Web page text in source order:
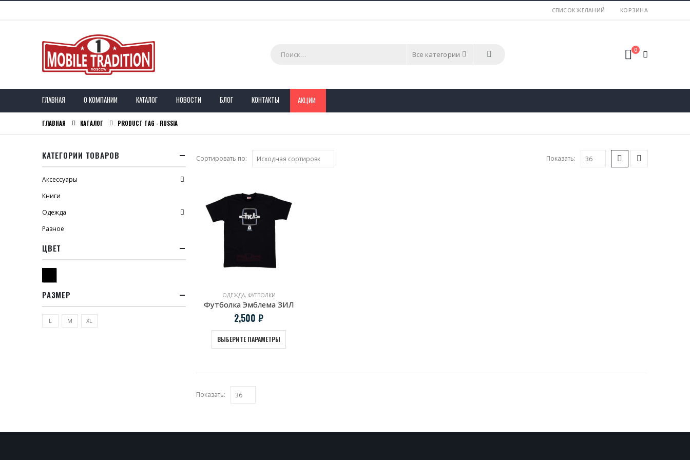
СПИСОК ЖЕЛАНИЙ КОРЗИНА
Все категории 0
ГЛАВНАЯ О КОМПАНИИ КАТАЛОГ НОВОСТИ БЛОГ КОНТАКТЫ АКЦИИ
ГЛАВНАЯ КАТАЛОГ PRODUCT TAG - RUSSIA
Сортировать по: Показать:
ОДЕЖДА, ФУТБОЛКИ
Футболка Эмблема ЗИЛ
2,500 ₽
ВЫБЕРИТЕ ПАРАМЕТРЫ
Показать:
КАТЕГОРИИ ТОВАРОВ
Аксессуары
Книги
Одежда
Разное
ЦВЕТ
РАЗМЕР
L M XL